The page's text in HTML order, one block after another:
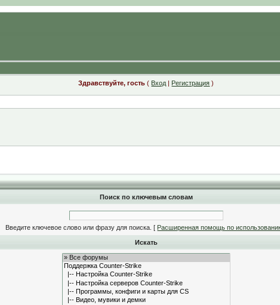
Здравствуйте, гость ( Вход | Регистрация )
Поиск по ключевым словам
Введите ключевое слово или фразу для поиска. [ Расширенная помощь по
Искать